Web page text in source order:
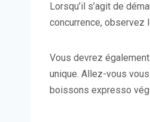
Lorsqu’il s’agit de
concurrence, observez
Vous devrez
unique. Allez-vous
boissons expresso